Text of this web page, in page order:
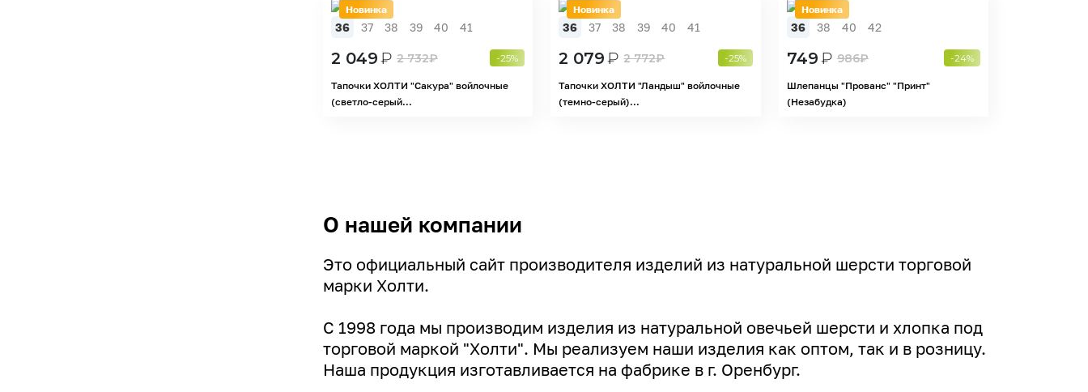
Новинка
36 37 38 39 40 41
2 049₽ 2 732₽ -25%
Тапочки ХОЛТИ "Сакура" войлочные
(светло-серый...
Новинка
36 37 38 39 40 41
2 079₽ 2 772₽ -25%
Тапочки ХОЛТИ "Ландыш" войлочные
(темно-серый)...
Новинка
36 38 40 42
749₽ 986₽ -24%
Шлепанцы "Прованс" "Принт"
(Незабудка)
О нашей компании
Это официальный сайт производителя изделий из натуральной шерсти торговой
марки Холти.
С 1998 года мы производим изделия из натуральной овечьей шерсти и хлопка под
торговой маркой "Холти". Мы реализуем наши изделия как оптом, так и в розницу.
Наша продукция изготавливается на фабрике в г. Оренбург.